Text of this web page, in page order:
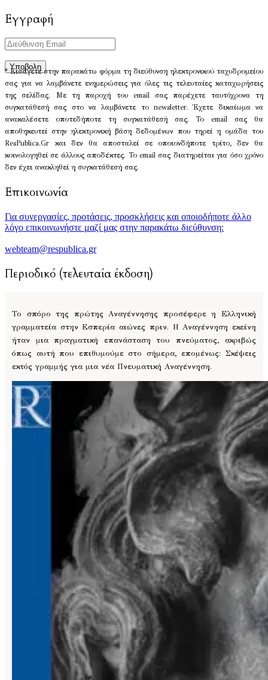
Εγγραφή
* Εισάγετε στην παρακάτω φόρμα τη διεύθυνση ηλεκτρονικού ταχυδρομείου
σας για να λαμβάνετε ενημερώσεις για όλες τις τελευταίες καταχωρήσεις
της σελίδας. Με τη παροχή του email σας παρέχετε ταυτόχρονα τη
συγκατάθεσή σας στο να λαμβάνετε το newsletter. Έχετε δικαίωμα να
ανακαλέσετε οποτεδήποτε τη συγκατάθεσή σας. Το email σας θα
αποθηκευτεί στην ηλεκτρονική βάση δεδομένων που τηρεί η ομάδα του
ResPublica.Gr και δεν θα αποσταλεί σε οποιονδήποτε τρίτο, δεν θα
κοινολογηθεί σε άλλους αποδέκτες. Το email σας διατηρείται για όσο χρόνο
δεν έχει ανακληθεί η συγκατάθεσή σας.
Επικοινωνία
Για συνεργασίες, προτάσεις, προσκλήσεις και οποιοδήποτε άλλο
λόγο επικοινωνήστε μαζί μας στην παρακάτω διεύθυνση:
webteam@respublica.gr
Περιοδικό (τελευταία έκδοση)
Το σπόρο της πρώτης Αναγέννησης προσέφερε η Ελληνική
γραμματεία στην Εσπερία αιώνες πριν. Η Αναγέννηση εκείνη
ήταν μια πραγματική επανάσταση του πνεύματος, ακριβώς
όπως αυτή που επιθυμούμε στο σήμερα, επομένως: Σκέψεις
εκτός γραμμής για μια νέα Πνευματική Αναγέννηση.